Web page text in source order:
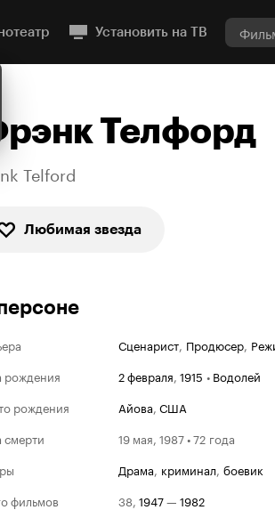
Установить на ТВ
Телфорд
Telford
Любимая звезда
Сценарист, Продюсер,
рождения
2 февраля, 1915 • Водолей
рождения
Айова, США
смерти
19 мая, 1987 • 72 года
драма, криминал, боевик
фильмов
38, 1947— 1982